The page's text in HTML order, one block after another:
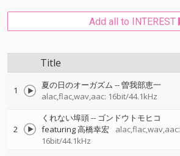
Add all to INTEREST
Title
1 夏の日のオーガズム --曽我部恵一
alac,flac,wav,aac: 16bit/44.1kHz
2
くれない埠頭-- ゴンドウトモヒコ
featuring 高橋幸宏
alac,flac,wav,aac:
16bit/44.1kHz